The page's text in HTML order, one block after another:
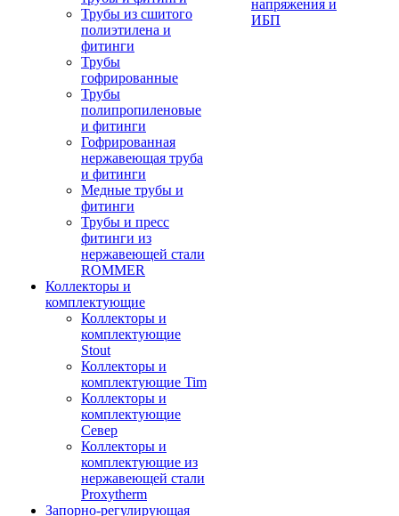
Трубы из сшитого
полиэтилена и
фитинги
Трубы
гофрированные
Трубы
полипропиленовые
и фитинги
Гофрированная
нержавеющая труба
и фитинги
Медные трубы и
фитинги
Трубы и пресс
фитинги из
нержавеющей стали
ROMMER
Коллекторы и
комплектующие
Коллекторы и
комплектующие
Stout
Коллекторы и
комплектующие Tim
Коллекторы и
комплектующие
Север
Коллекторы и
комплектующие из
нержавеющей стали
Proxytherm
Запорно-регулирующая
напряжения и
ИБП